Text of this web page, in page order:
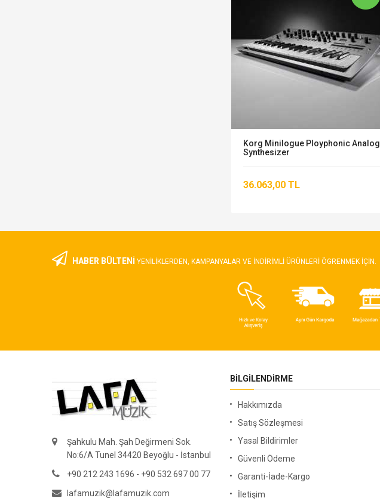
Korg Minilogue Ployphonic Analog
Synthesizer
36.063,00 TL
HABER BÜLTENİ YENILIKLERDEN, KAMPANYALAR VE INDIRIMLI ÜRÜNLERI ÖGRENMEK IÇIN.
Şahkulu Mah. Şah Değirmeni Sok.
No:6/A Tunel 34420 Beyoğlu - İstanbul
+90 212 243 1696 - +90 532 697 00 77
lafamuzik@lafamuzik.com
BILGILENDIRME
Hakkımızda
Satış Sözleşmesi
Yasal Bildirimler
Güvenli Ödeme
Garanti-İade-Kargo
İletişim